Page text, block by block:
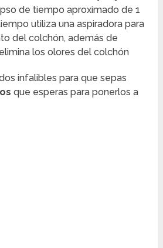
de tiempo aproximado de 1
utiliza una aspiradora para
del colchón, además de
los olores del colchón
infalibles para que sepas
que esperas para ponerlos a